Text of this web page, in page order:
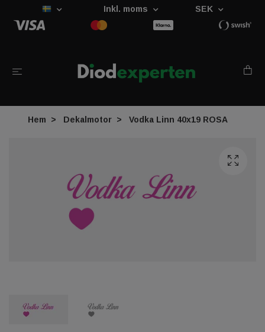
Inkl. moms SEK
Hem Dekalmotor Vodka Linn 40x19 ROSA